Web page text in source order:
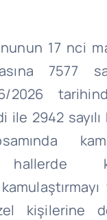
17 nci
7577
2026
2942 sayılı
kişilerine